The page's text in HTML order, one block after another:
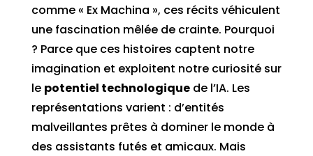
comme « Ex Machina », ces récits véhiculent
une fascination mêlée de crainte. Pourquoi
? Parce que ces histoires captent notre
imagination et exploitent notre curiosité sur
le potentiel technologiquede l’IA. Les
représentations varient : d’entités
malveillantes prêtes à dominer le monde à
des assistants futés et amicaux. Mais